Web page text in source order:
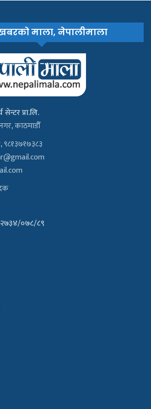
माला, नेपालीमाला
सेन्टर प्रा.लि.
काठमाडौँ
९८१३७१७३८३
२७३४/०७८/८९